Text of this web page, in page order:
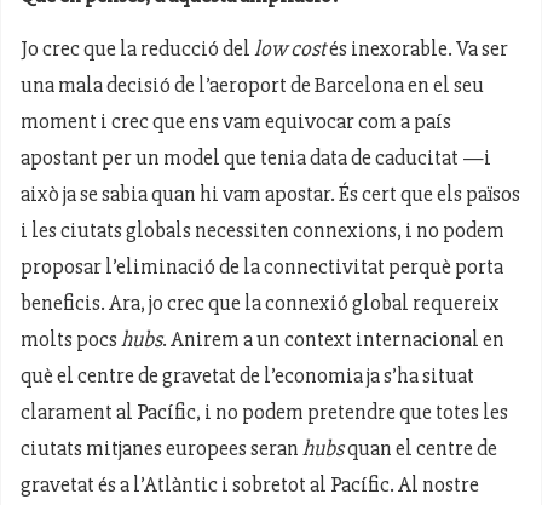
Jo crec que la reducció dellow costés inexorable. Va ser
una mala decisió de l’aeroport de Barcelona en el seu
moment i crec que ens vam equivocar com a país
apostant per un model que tenia data de caducitat —i
això ja se sabia quan hi vam apostar. És cert que els països
i les ciutats globals necessiten connexions, i no podem
proposar l’eliminació de la connectivitat perquè porta
beneficis. Ara, jo crec que la connexió global requereix
molts pocshubs. Anirem a un context internacional en
què el centre de gravetat de l’economia ja s’ha situat
clarament al Pacífic, i no podem pretendre que totes les
ciutats mitjanes europees seranhubsquan el centre de
gravetat és a l’Atlàntic i sobretot al Pacífic. Al nostre